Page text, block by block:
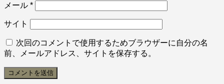
メール *
サイト
次回のコメントで使用するためブラウザーに自分の名
前、メールアドレス、サイトを保存する。